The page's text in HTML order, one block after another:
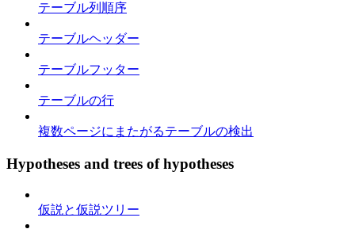
テーブル列順序
テーブルヘッダー
テーブルフッター
テーブルの行
複数ページにまたがるテーブルの検出
Hypotheses and trees of hypotheses
仮説と仮説ツリー